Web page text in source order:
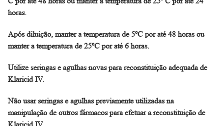
horas.
Após diluição, manter a temperatura de 5ºC por até 48 horas ou
manter a temperatura de 25ºC por até 6 horas.
Utilize seringas e agulhas novas para reconstituição adequada de
Klaricid IV.
Não usar seringas e agulhas previamente utilizadas na
manipulação de outros fármacos para efetuar a reconstituição de